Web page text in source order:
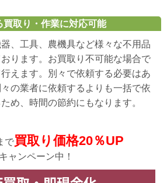
買取り・作業に対応可能
、工具、農機具など様々な不用品
ります。お買取り不可能な場合で
えます。別々で依頼する必要はあ
の業者に依頼するよりも一括で依
め、時間の節約にもなります。
で買取り価格20％UP
キャンペーン中！